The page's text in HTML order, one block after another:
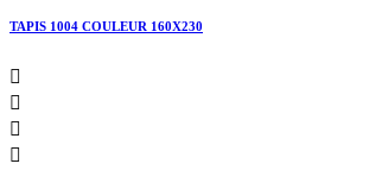
TAPIS 1004 COULEUR 160X230



